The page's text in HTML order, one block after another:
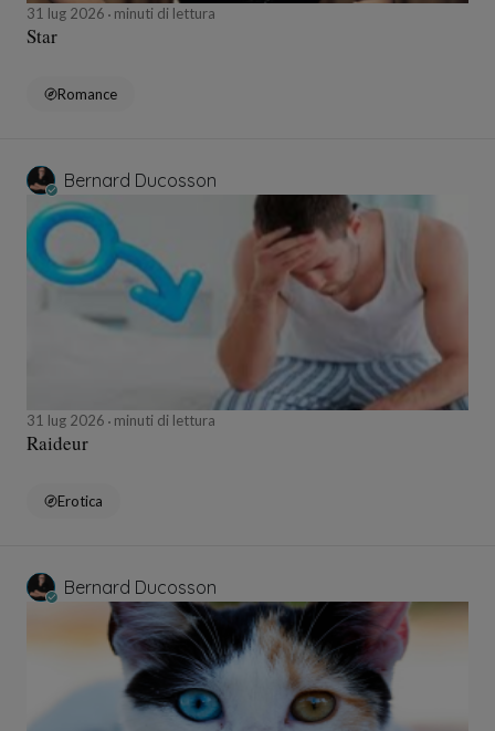
31 lug 2026 minuti di lettura
Star
Romance
Bernard Ducosson
31 lug 2026 minuti di lettura
Raideur
Erotica
Bernard Ducosson